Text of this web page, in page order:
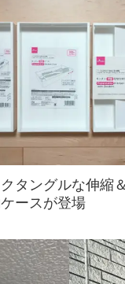
タングルな伸縮
ースが登場